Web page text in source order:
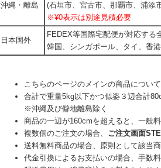
沖縄・離島
(石垣市、宮古市、那覇市、浦添
※¥0表示は別途見積必要
日本国外
FEDEX等国際宅配便が対応す
韓国、シンガポール、タイ、香
こちらのページのメインの商品につい
合計で重量5kg以下かつ似姿３辺合計
※沖縄及び僻地離島除く
商品の一辺が160cmを超えると、一般
複数個のご注文の場合、 ご注文画面
送料無料商品の場合、原則として該当
代金引換によるお支払いの場合、手数